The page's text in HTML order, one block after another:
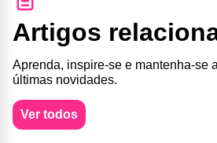
Artigos
Aprenda, inspire-se e mantenha-se
últimas novidades.
Ver todos